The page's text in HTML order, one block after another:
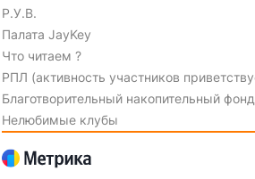
Р.У.В.
Палата JayKey
Что читаем ?
РПЛ (активность участников
Благотворительный накопительный фонд
Нелюбимые клубы